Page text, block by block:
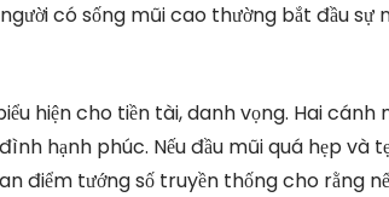
có sống mũi cao thường bắt đầu
hiện cho tiền tài, danh vọng. Hai cánh
hạnh phúc. Nếu đầu mũi quá hẹp
điểm tướng số truyền thống cho rằng